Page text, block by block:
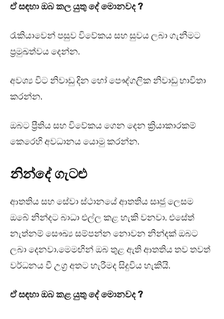
ඒ සඳහා ඔබ කල යුතු දේ මොනවද ?
රැකියාවෙන් පසුව විවේකය සහ සුවය ලබා ගැනීමට
ප්‍රමුඛත්වය දෙන්න.
අවශ්‍ය විට නිවාඩු දින හෝ පෞද්ගලික නිවාඩු භාවිතා
කරන්න.
ඔබට ප්‍රීතිය සහ විවේකය ගෙන දෙන ක්‍රියාකාරකම්
කෙරෙහි අවධානය යොමු කරන්න.
නින්දේ ගැටළු
ආතතිය සහ සේවා ස්ථානයේ ආතතිය සෘජු ලෙසම
ඔබේ නින්දට බාධා එල්ල කළ හැකි වනවා. එසේත්
නැත්නම් සෞඛ්‍ය සම්පන්න නොවන නින්දක් ඔබට
ලබා දෙනවා.මෙමඟින් ඔබ තුළ ඇති ආතතිය තව තවත්
වර්ධනය වී උග්‍ර අතට හැරීමද සිදුවිය හැකියි.
ඒ සඳහා ඔබ කළ යුතු දේ මොනවද ?